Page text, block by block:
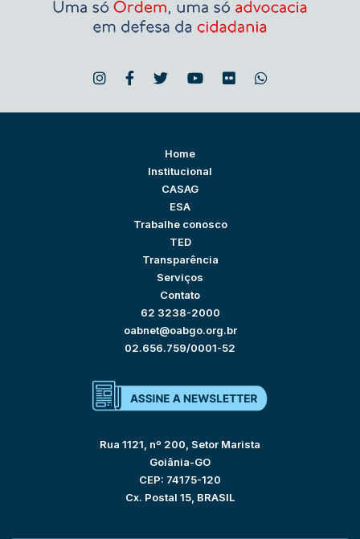
Home
Institucional
CASAG
ESA
Trabalhe conosco
TED
Transparência
Serviços
Contato
62 3238-2000
oabnet@oabgo.org.br
02.656.759/0001-52
Rua 1121, nº 200, Setor Marista
Goiânia-GO
CEP: 74175-120
Cx. Postal 15, BRASIL